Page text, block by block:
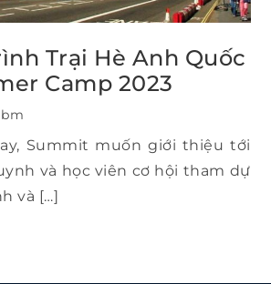
Trại Hè Anh Quốc
Camp 2023
Summit muốn giới thiệu tới
và học viên cơ hội tham dự
và […]